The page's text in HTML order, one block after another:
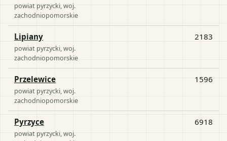
powiat pyrzycki , woj.
zachodniopomorskie
Lipiany
powiat pyrzycki , woj.
zachodniopomorskie
2183
Przelewice
powiat pyrzycki , woj.
zachodniopomorskie
1596
Pyrzyce
powiat pyrzycki , woj.
6918